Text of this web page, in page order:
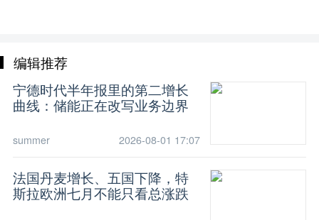
编辑推荐
宁德时代半年报里的第二增长
曲线：储能正在改写业务边界
summer 2026-08-01 17:07
法国丹麦增长、五国下降，特
斯拉欧洲七月不能只看总涨跌